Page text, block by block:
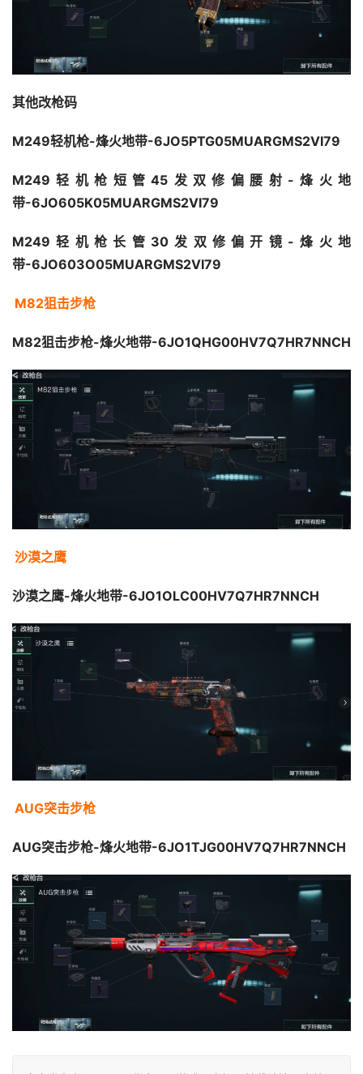
其他改枪码
M249轻机枪-烽火地带-6JO5PTG05MUARGMS2VI79
M249轻机枪短管45发双修偏腰射-烽火地
带-6JO605K05MUARGMS2VI79
M249轻机枪长管30发双修偏开镜-烽火地
带-6JO603O05MUARGMS2VI79
M82狙击步枪
沙漠之鹰
沙漠之鹰-烽火地带-6JO1OLC00HV7Q7HR7NNCH
AUG突击步枪
AUG突击步枪-烽火地带-6JO1TJG00HV7Q7HR7NNCH